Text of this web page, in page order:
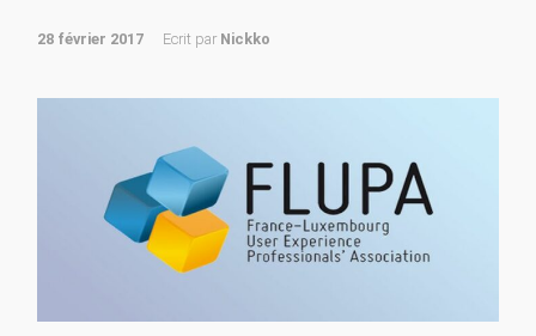
28 février 2017 Ecrit par Nickko